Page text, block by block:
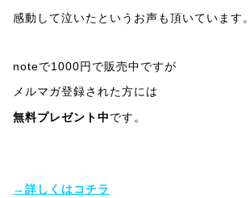
感動して泣いたというお声も頂いています。
noteで1000円で販売中ですが
メルマガ登録された方には
無料プレゼント中 です。
→詳しくはコチラ